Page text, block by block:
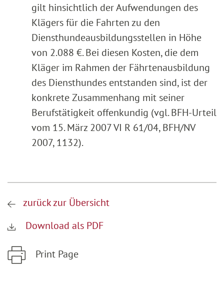
gilt hinsichtlich der Aufwendungen des
Klägers für die Fahrten zu den
Diensthundeausbildungsstellen in Höhe
von 2.088 €. Bei diesen Kosten, die dem
Kläger im Rahmen der Fährtenausbildung
des Diensthundes entstanden sind, ist der
konkrete Zusammenhang mit seiner
Berufstätigkeit offenkundig (vgl. BFH-Urteil
vom 15. März 2007 VI R 61/04, BFH/NV
2007, 1132).
zurück zur Übersicht
Download als PDF
Print Page